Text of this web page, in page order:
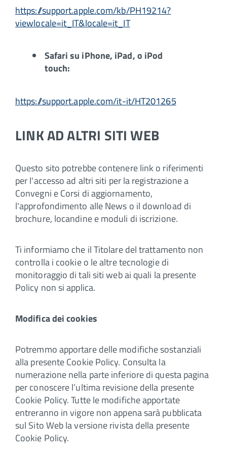
https://support.apple.com/kb/PH19214?
viewlocale=it_IT&locale=it_IT
Safari su iPhone, iPad, o iPod
touch:
https://support.apple.com/it-it/HT201265
LINK AD ALTRI SITI WEB
Questo sito potrebbe contenere link o riferimenti
per l'accesso ad altri siti per la registrazione a
Convegni e Corsi di aggiornamento,
l'approfondimento alle News o il download di
brochure, locandine e moduli di iscrizione.
Ti informiamo che il Titolare del trattamento non
controlla i cookie o le altre tecnologie di
monitoraggio di tali siti web ai quali la presente
Policy non si applica.
Modifica dei cookies
Potremmo apportare delle modifiche sostanziali
alla presente Cookie Policy. Consulta la
numerazione nella parte inferiore di questa pagina
per conoscere l’ultima revisione della presente
Cookie Policy. Tutte le modifiche apportate
entreranno in vigore non appena sarà pubblicata
sul Sito Web la versione rivista della presente
Cookie Policy.